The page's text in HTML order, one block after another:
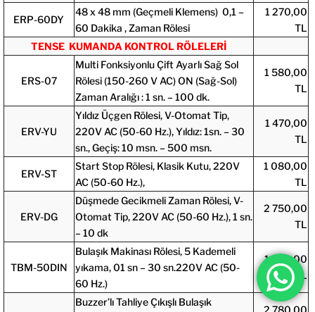
ERP-60DY
48 x 48 mm (Geçmeli Klemens) 0,1 –
60 Dakika , Zaman Rölesi
1 270,00
TL
TENSE KUMANDA KONTROL RÖLELERİ
ERS-07
Multi Fonksiyonlu Çift Ayarlı Sağ Sol
Rölesi (150-260 V AC) ON (Sağ-Sol)
Zaman Aralığı : 1 sn. – 100 dk.
1 580,00
TL
ERV-YU
Yıldız Üçgen Rölesi, V-Otomat Tip,
220V AC (50-60 Hz.), Yıldız: 1sn. – 30
sn., Geçiş: 10 msn. – 500 msn.
1 470,00
TL
ERV-ST
Start Stop Rölesi, Klasik Kutu, 220V
AC (50-60 Hz.),
1 080,00
TL
ERV-DG
Düşmede Gecikmeli Zaman Rölesi, V-
Otomat Tip, 220V AC (50-60 Hz.), 1 sn.
– 10 dk
2 750,00
TL
TBM-50DIN
Bulaşık Makinası Rölesi, 5 Kademeli
yıkama, 01 sn – 30 sn.220V AC (50-
60 Hz.)
1 950,00
TL
Buzzer’lı Tahliye Çıkışlı Bulaşık
2 780,00